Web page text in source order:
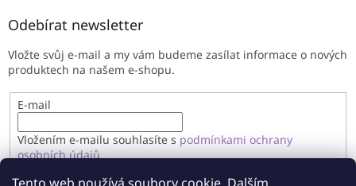
Odebírat newsletter
Vložte svůj e-mail a my vám budeme zasílat informace o nových
produktech na našem e-shopu.
E-mail
Vložením e-mailu souhlasíte s podmínkami ochrany
osobních údajů